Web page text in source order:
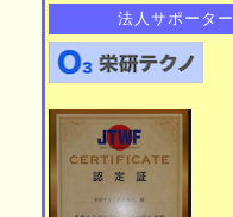
法人サポーター